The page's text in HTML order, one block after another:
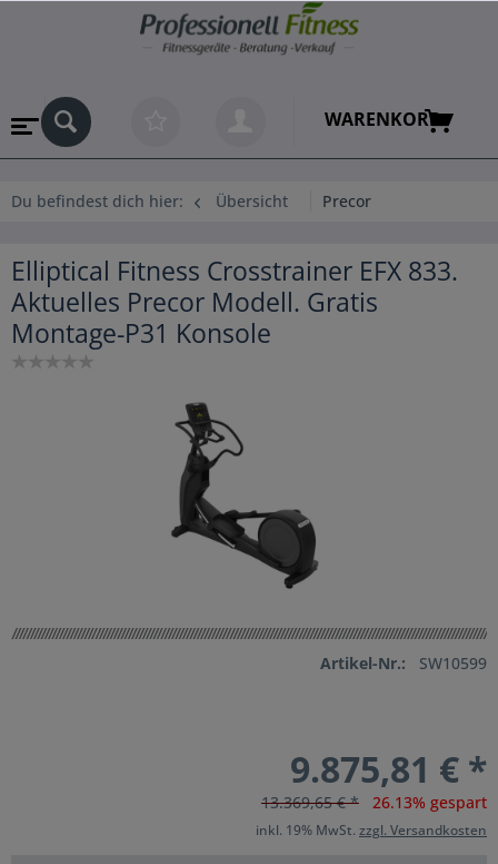
WARENKORB
Du befindest dich hier: Übersicht Precor
Elliptical Fitness Crosstrainer EFX 833.
Aktuelles Precor Modell. Gratis
Montage-P31 Konsole
Artikel-Nr.: SW10599
9.875,81 € *
13.369,65 € * 26.13% gespart
inkl. 19% MwSt. zzgl. Versandkosten